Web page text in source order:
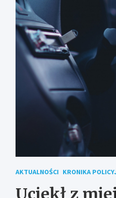
AKTUALNOŚCI KRONIKA
Uciekł z